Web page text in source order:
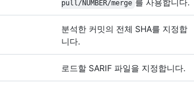
pull/NUMBER/merge 를 사용합니다.
분석한 커밋의 전체 SHA를 지정합
니다.
로드할 SARIF 파일을 지정합니다.